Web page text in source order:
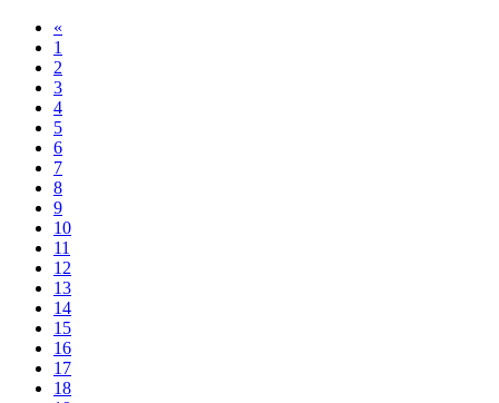
«
1
2
3
4
5
6
7
8
9
10
11
12
13
14
15
16
17
18